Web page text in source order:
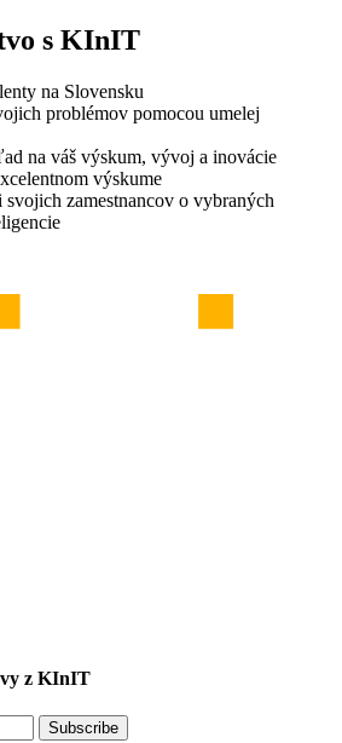
s KInIT
na Slovensku
problémov pomocou umelej
na váš výskum, vývoj a inovácie
výskume
svojich zamestnancov o vybraných
z KInIT